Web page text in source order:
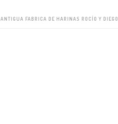
ANTIGUA FABRICA DE HARINAS ROCÍO Y DIEGO